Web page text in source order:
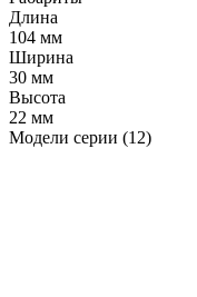
Длина
104 мм
Ширина
30 мм
Высота
22 мм
Модели серии (12)